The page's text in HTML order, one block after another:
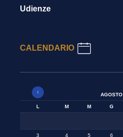
Udienze
CALENDARIO
AGOSTO
L M M G
3 4 5 6